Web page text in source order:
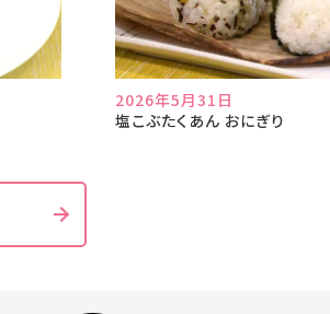
2026年5月31日
塩こぶたくあん おにぎり